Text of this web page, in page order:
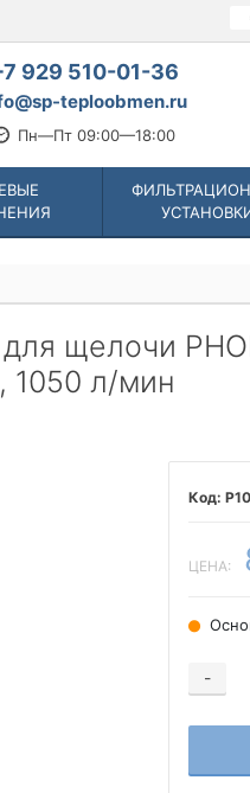
929 510-01-36
teploobmen.ru
Пн—Пт 09:00—18:00
щелочи
1050 л/мин
ЦЕНА:
-